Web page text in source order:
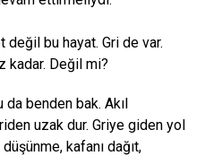
bu hayat. Gri de var.
kadar. Değil mi?
benden bak. Akıl
uzak dur. Griye giden yol
kafanı dağıt,